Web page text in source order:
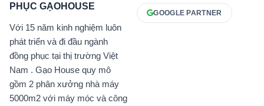
PHỤC GẠOHOUSE
Với 15 năm kinh nghiệm luôn
phát triển và đi đầu ngành
đồng phục tại thị trường Việt
Nam . Gạo House quy mô
gồm 2 phân xưởng nhà máy
5000m2 với máy móc và công
GOOGLE PARTNER